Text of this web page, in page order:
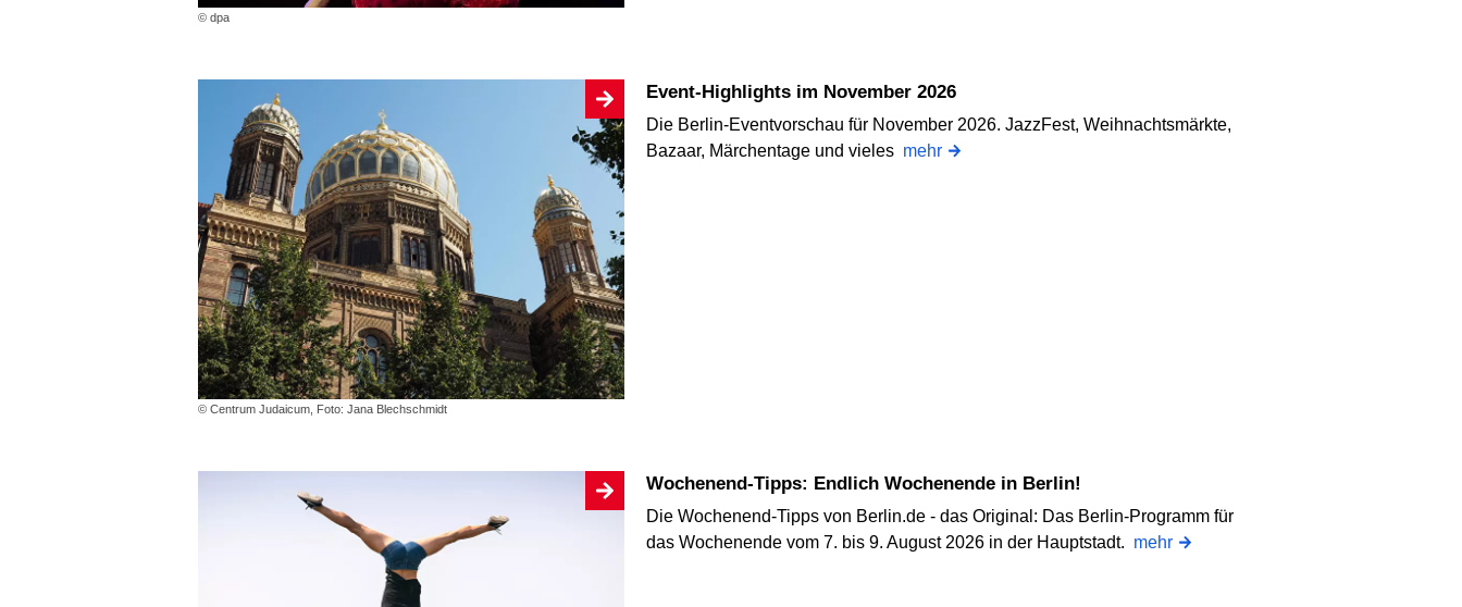
© dpa
© Centrum Judaicum, Foto: Jana Blechschmidt
Event-Highlights im November 2026
Die Berlin-Eventvorschau für November 2026. JazzFest, Weihnachtsmärkte,
Bazaar, Märchentage und vieles mehr
Wochenend-Tipps: Endlich Wochenende in Berlin!
Die Wochenend-Tipps von Berlin.de - das Original: Das Berlin-Programm für
das Wochenende vom 7. bis 9. August 2026 in der Hauptstadt. mehr